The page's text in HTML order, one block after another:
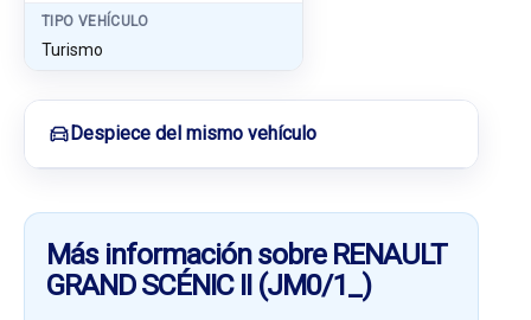
TIPO VEHÍCULO
Turismo
Despiece del mismo vehículo
Más información sobre RENAULT
GRAND SCÉNIC II (JM0/1_)